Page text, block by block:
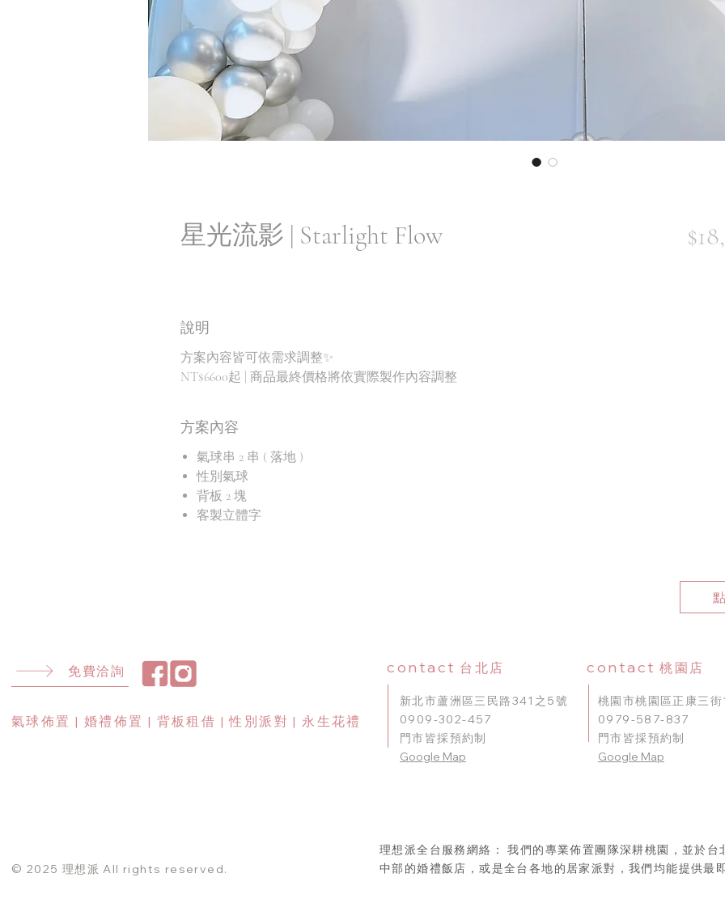
星光流影 | Starlight Flow
說明
方案內容皆可依需求調整✨
NT$6600起 | 商品最終價格將依實際製作內容調整
方案內容
氣球串 2 串 ( 落地 )
性別氣球
背板 2 塊
客製立體字
免費洽詢 contact 台北店 contact 桃園店
桃園市桃園區正康三
0979-587-837
門市皆採預約制
Google Map
​氣球佈置 | 婚禮佈置 | 背板租借 | 性別派對 | 永生花禮
新北市蘆洲區三民路341之5號
0909-302-457
門市皆採預約制
​Google Map
© 2025 理想派 All rights reserved.
理想派全台服務網絡： 我們的專業佈置團隊深耕桃園，並於
中部的婚禮飯店，或是全台各地的居家派對，我們均能提供最